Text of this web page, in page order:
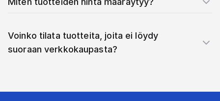
Voinko tilata tuotteita, joita ei löydy
suoraan verkkokaupasta?